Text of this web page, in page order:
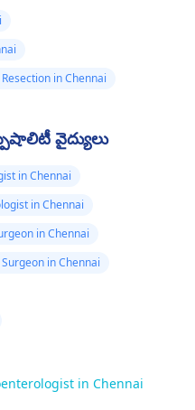
in Chennai
వైద్యులు
in Chennai
in Chennai
in Chennai
in Chennai
in Chennai